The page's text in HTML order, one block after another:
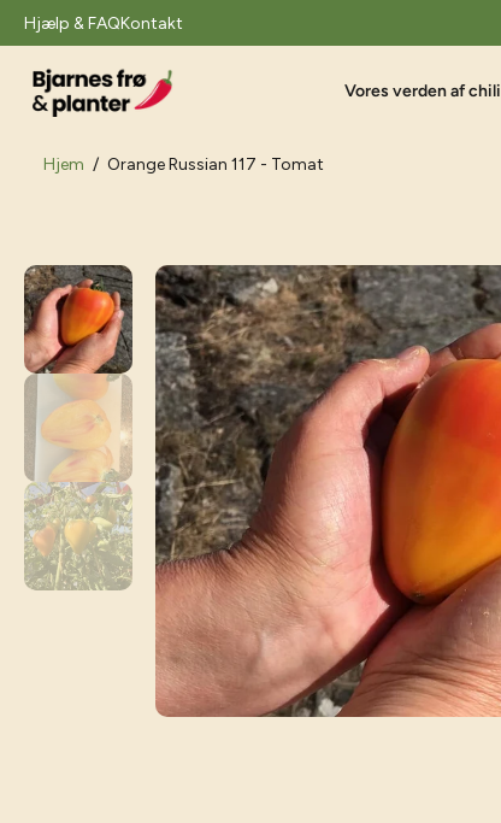
Hjælp & FAQKontakt
Vores verden af chili
Hjem / Orange Russian 117 - Tomat
Gå
til
produktoplysninger